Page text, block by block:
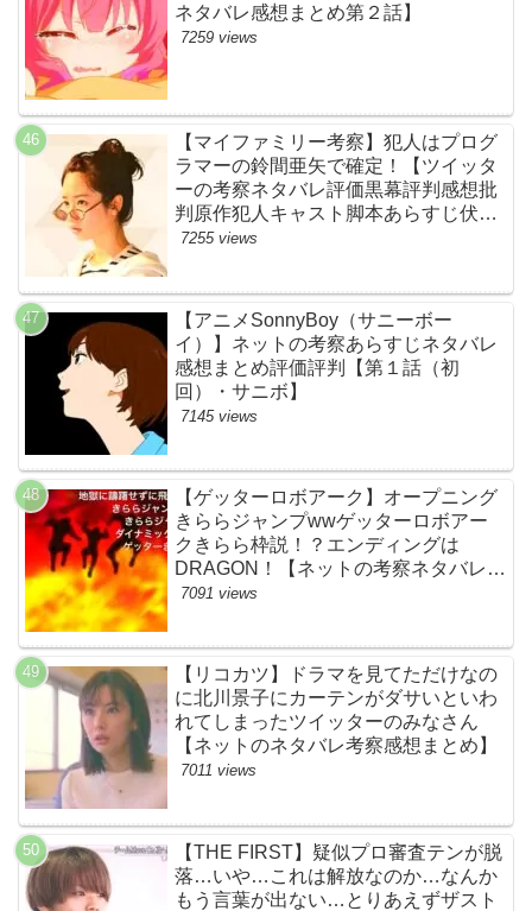
ネタバレ感想まとめ第２話】
7259 views
【マイファミリー考察】犯人はプログ
ラマーの鈴間亜矢で確定！【ツイッタ
ーの考察ネタバレ評価黒幕評判感想批
判原作犯人キャスト脚本あらすじ伏線
まとめ・藤間爽子】
7255 views
【アニメSonnyBoy（サニーボー
イ）】ネットの考察あらすじネタバレ
感想まとめ評価評判【第１話（初
回）・サニボ】
7145 views
【ゲッターロボアーク】オープニング
きららジャンプwwゲッターロボアー
クきらら枠説！？エンディングは
DRAGON！【ネットの考察ネタバレ感
想まとめ・第１話】
7091 views
【リコカツ】ドラマを見てただけなの
に北川景子にカーテンがダサいといわ
れてしまったツイッターのみなさん
【ネットのネタバレ考察感想まとめ】
7011 views
【THE FIRST】疑似プロ審査テンが脱
落…いや…これは解放なのか…なんか
もう言葉が出ない…とりあえずザスト